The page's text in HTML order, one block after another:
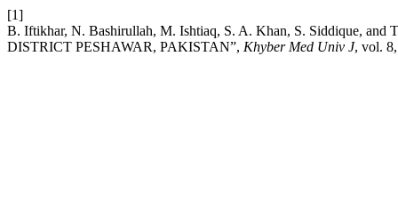
[1]
B. Iftikhar, N. Bashirullah, M. Ishtiaq, S. A. Khan, S. Siddique,
DISTRICT PESHAWAR, PAKISTAN”, Khyber Med Univ J, vol.